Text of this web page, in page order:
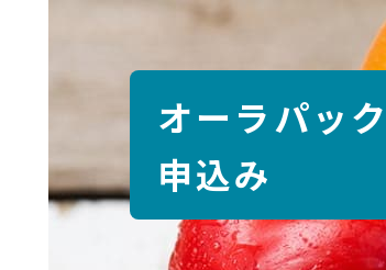
オーラパッ
申込み